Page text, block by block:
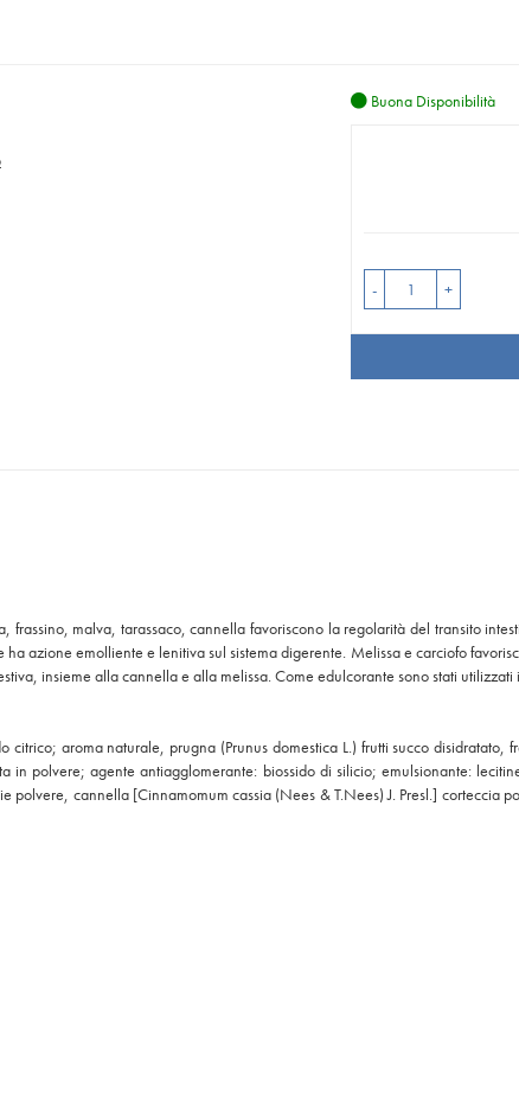
Buona Disponibilità
- +
malva, tarassaco, cannella favoriscono la regolarità del transito
azione emolliente e lenitiva sul sistema digerente. Melissa e carciofo
insieme alla cannella e alla melissa. Come edulcorante sono stati utilizzati
citrico; aroma naturale, prugna (Prunus domestica L.) frutti succo disidratato,
polvere; agente antiagglomerante: biossido di silicio; emulsionante:
cannella [Cinnamomum cassia (Nees & T.Nees) J. Presl.] corteccia